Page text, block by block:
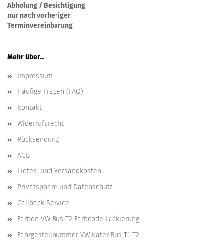
Abholung / Besichtigung
nur nach vorheriger
Terminvereinbarung
Mehr über...
Impressum
Häufige Fragen (FAQ)
Kontakt
Widerrufsrecht
Rücksendung
AGB
Liefer- und Versandkosten
Privatsphäre und Datenschutz
Callback Service
Farben VW Bus T2 Farbcode Lackierung
Fahrgestellnummer VW Käfer Bus T1 T2